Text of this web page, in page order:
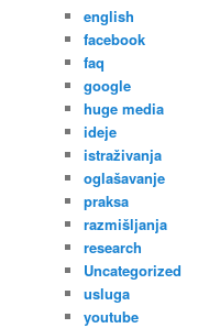
english
facebook
faq
google
huge media
ideje
istraživanja
oglašavanje
praksa
razmišljanja
research
Uncategorized
usluga
youtube